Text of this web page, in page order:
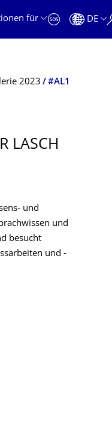
für
DE
2023 #AL1
LASCH
und
und
besucht
und -